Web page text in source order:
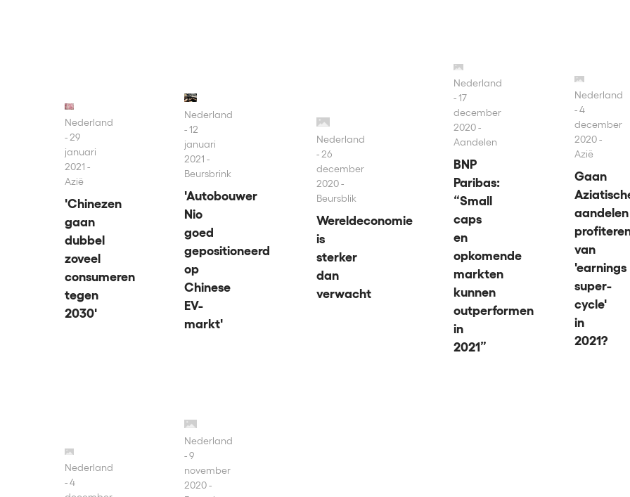
Nederland
29
januari
2021 -
Azië
'Chinezen
gaan
dubbel
zoveel
consumeren
tegen
2030'
Nederland
12
januari
2021 -
Beursbrink
'Autobouwer
Nio
goed
gepositioneerd
op
Chinese
EV-
markt'
Nederland
26
december
2020 -
Beursblik
Wereldeconomie
is
sterker
dan
verwacht
Nederland
17
december
2020 -
Aandelen
BNP
Paribas:
“Small
caps
en
opkomende
markten
kunnen
outperformen
in
2021”
Nederland
4
december
2020 -
Azië
Gaan
aandelen
van
'earnings
super-
cycle'
in
2021?
Nederland
4
Nederland
9
november
2020 -